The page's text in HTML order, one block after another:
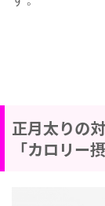
正月太りの
「カロリー